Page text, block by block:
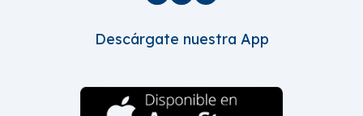
Descárgate nuestra App